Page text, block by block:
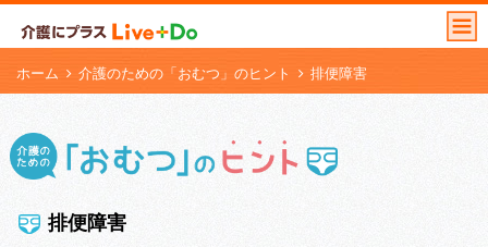
ホーム 介護のための「おむつ」のヒント 排便障害
排便障害